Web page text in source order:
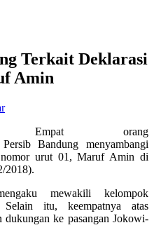
Terkait Deklarasi
Amin
orang
Bandung menyambangi
urut 01, Maruf Amin di
2018).
mewakili kelompok
itu, keempatnya atas
ke pasangan Jokowi-